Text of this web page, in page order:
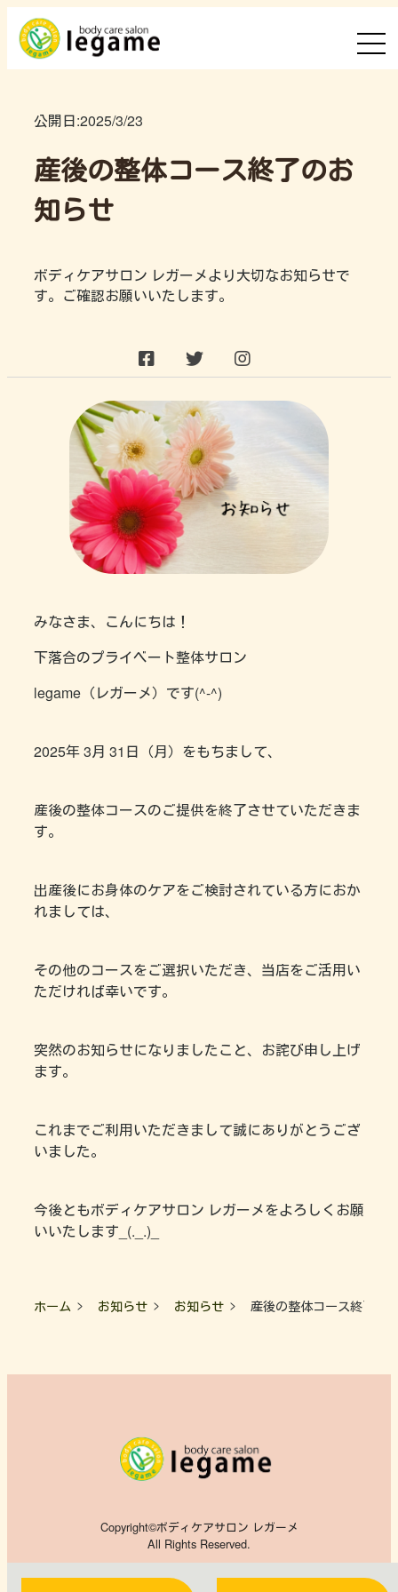
公開日:2025/3/23
産後の整体コース終了のお
知らせ
ボディケアサロン レガーメより大切なお知らせで
す。ご確認お願いいたします。
みなさま、こんにちは！
下落合のプライベート整体サロン
legame（レガーメ）です(^-^)
2025年 3月 31日（月）をもちまして、
産後の整体コースのご提供を終了させていただきま
す。
出産後にお身体のケアをご検討されている方におか
れましては、
その他のコースをご選択いただき、当店をご活用い
ただければ幸いです。
突然のお知らせになりましたこと、お詫び申し上げ
ます。
これまでご利用いただきまして誠にありがとうござ
いました。
今後ともボディケアサロン レガーメをよろしくお願
いいたします_(._.)_
ホーム お知らせ お知らせ 産後の整体コース終了の
Copyright©ボディケアサロン レガーメ
All Rights Reserved.